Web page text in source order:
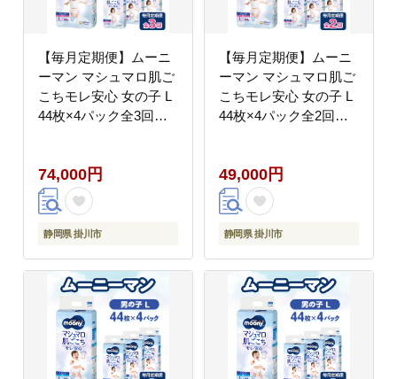
【毎月定期便】ムーニ
ーマン マシュマロ肌ご
こちモレ安心 女の子 L
44枚×4パック全3回
74,000円
静岡県 掛川市
【毎月定期便】ムーニ
ーマン マシュマロ肌ご
こちモレ安心 女の子 L
44枚×4パック全2回
49,000円
静岡県 掛川市